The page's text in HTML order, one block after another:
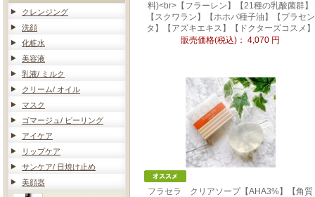
クレンジング
洗顔
化粧水
美容液
乳液/ ミルク
クリーム/ オイル
マスク
ゴマージュ/ ピーリング
アイケア
リップケア
サンケア/ 日焼け止め
美顔器
料)<br>【フラーレン】【21種の乳酸菌群】
【スクワラン】【ホホバ種子油】【プラセン
タ】【アズキエキス】【ドクターズコスメ】
販売価格(税込)： 4,070 円
フラセラ クリアソープ【AHA3%】【角質